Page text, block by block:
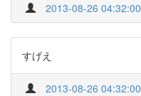
2013-08-26 04:32:00
すげえ
2013-08-26 04:32:00